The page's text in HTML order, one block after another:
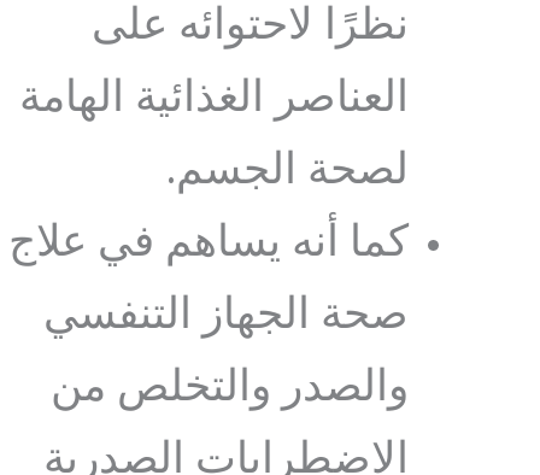
نظرًا لاحتوائه على
العناصر الغذائية الهامة
لصحة الجسم.
كما أنه يساهم في علاج
صحة الجهاز التنفسي
والصدر والتخلص من
الاضطرابات الصدرية